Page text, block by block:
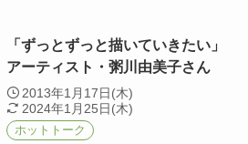
「ずっとずっと描いていきたい」
アーティスト・粥川由美子さん
2013年1月17日(木)
2024年1月25日(木)
ホットトーク